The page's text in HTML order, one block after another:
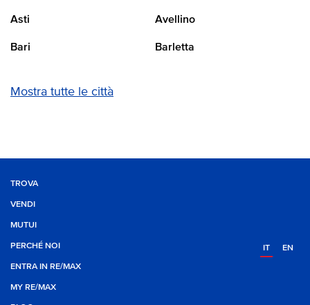
Asti Avellino
Bari Barletta
Mostra tutte le città
TROVA
VENDI
MUTUI
PERCHÉ NOI
ENTRA IN RE/MAX
MY RE/MAX
IT EN